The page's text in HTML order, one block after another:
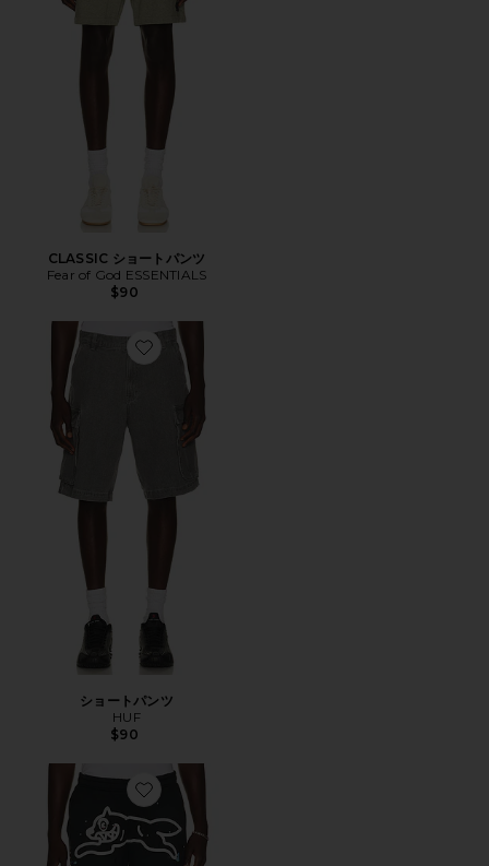
CLASSIC ショートパンツ
Fear of God ESSENTIALS
$90
Favorite ショートパンツ
ショートパンツ
HUF
$90